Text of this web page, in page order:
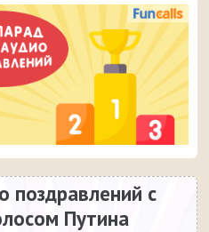
поздравлений с
Путина